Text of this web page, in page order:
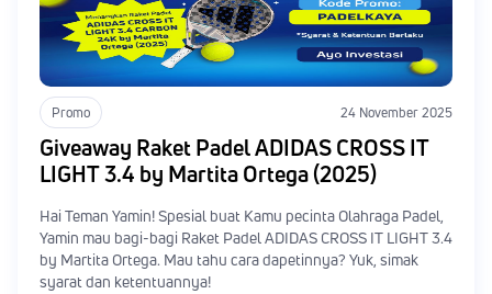
Promo 24 November 2025
Giveaway Raket Padel ADIDAS CROSS IT
LIGHT 3.4 by Martita Ortega (2025)
Hai Teman Yamin! Spesial buat Kamu pecinta Olahraga Padel,
Yamin mau bagi-bagi Raket Padel ADIDAS CROSS IT LIGHT 3.4
by Martita Ortega. Mau tahu cara dapetinnya? Yuk, simak
syarat dan ketentuannya!